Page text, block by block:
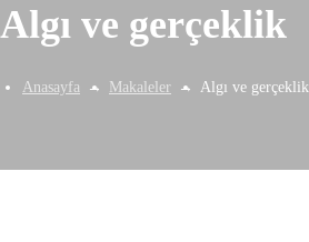
Algı ve gerçeklik
Anasayfa Makaleler Algı ve gerçeklik